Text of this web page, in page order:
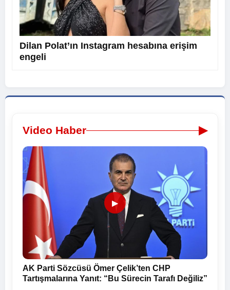
Dilan Polat’ın Instagram hesabına erişim
engeli
Video Haber ▶
▶
AK Parti Sözcüsü Ömer Çelik’ten CHP
Tartışmalarına Yanıt: “Bu Sürecin Tarafı Değiliz”